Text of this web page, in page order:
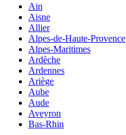
Ain
Aisne
Allier
Alpes-de-Haute-Provence
Alpes-Maritimes
Ardèche
Ardennes
Ariège
Aube
Aude
Aveyron
Bas-Rhin